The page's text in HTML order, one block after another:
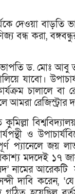
দেওয়া বাড়তি
বন্ধ করা, বঙ্গবন্ধুর
ড. মোঃ আবু
যাবো।
চালালে বা
আমরা রেজিস্ট্রার
ও
প্যানেলে জয়
প্রকাশ্য মদদেই
নামের
দাবি করেন,